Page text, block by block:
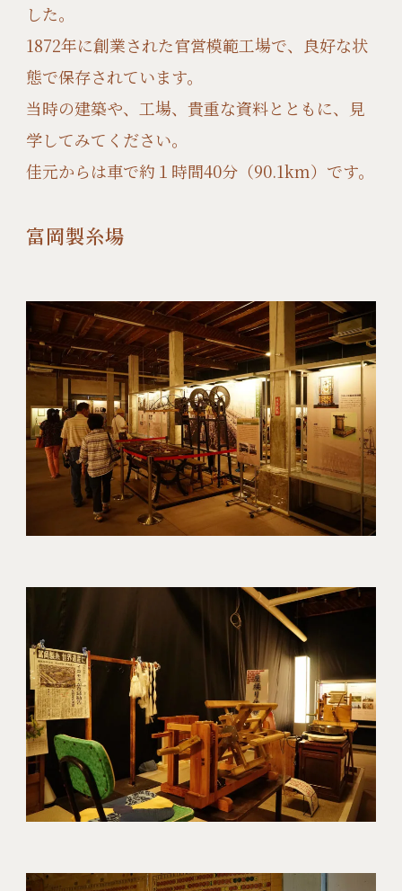
した。
1872年に創業された官営模範工場で、良好な状
態で保存されています。
当時の建築や、工場、貴重な資料とともに、見
学してみてください。
佳元からは車で約１時間40分（90.1km）です。
富岡製糸場